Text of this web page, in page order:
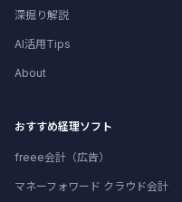
深掘り解説
AI活用Tips
About
おすすめ経理ソフト
freee会計（広告）
マネーフォワード クラウド会計